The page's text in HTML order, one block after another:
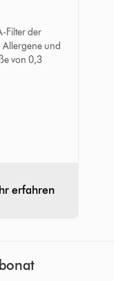
Filter der
Allergene und
von 0,3
erfahren